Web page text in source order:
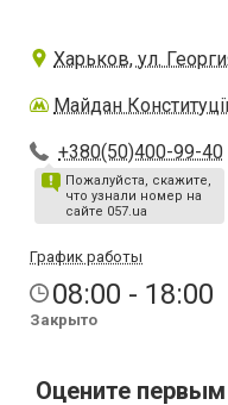
Харьков, ул.
Майдан
+380(50)400-99-40
Пожалуйста, скажите,
что узнали номер на
сайте 057.ua
График работы
08:00 - 18:00
Закрыто
Оцените первым